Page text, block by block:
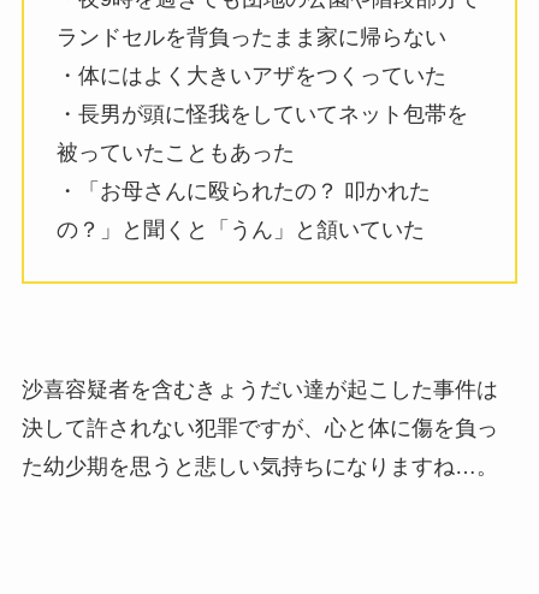
ランドセルを背負ったまま家に帰らない
・体にはよく大きいアザをつくっていた
・長男が頭に怪我をしていてネット包帯を
被っていたこともあった
・「お母さんに殴られたの？ 叩かれた
の？」と聞くと「うん」と頷いていた
沙喜容疑者を含むきょうだい達が起こした事件は
決して許されない犯罪ですが、心と体に傷を負っ
た幼少期を思うと悲しい気持ちになりますね…。